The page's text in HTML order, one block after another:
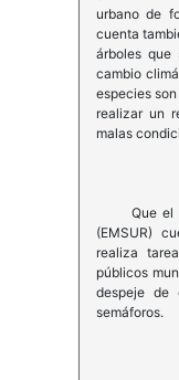
urbano de
cuenta
árboles que
cambio
especies
realizar un
malas
Que el
(EMSUR)
realiza
públicos
despeje de
semáforos.